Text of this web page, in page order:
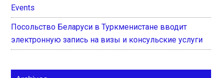
Events
Посольство Беларуси в Туркменистане вводит
электронную запись на визы и консульские услуги